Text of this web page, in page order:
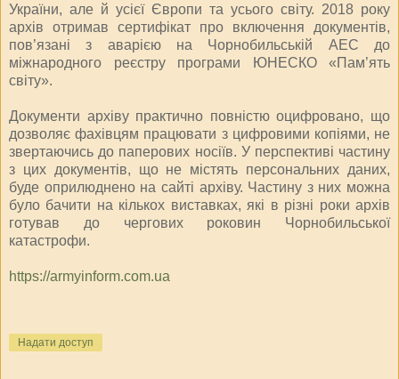
України, але й усієї Європи та усього світу. 2018 року
архів отримав сертифікат про включення документів,
пов’язані з аварією на Чорнобильській АЕС до
міжнародного реєстру програми ЮНЕСКО «Пам’ять
світу».
Документи архіву практично повністю оцифровано, що
дозволяє фахівцям працювати з цифровими копіями, не
звертаючись до паперових носіїв. У перспективі частину
з цих документів, що не містять персональних даних,
буде оприлюднено на сайті архіву. Частину з них можна
було бачити на кількох виставках, які в різні роки архів
готував до чергових роковин Чорнобильської
катастрофи.
https://armyinform.com.ua
Надати доступ